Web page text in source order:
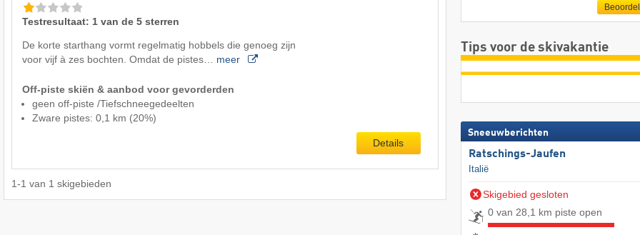
Testresultaat: 1 van de 5 sterren
De korte starthang vormt regelmatig hobbels die genoeg zijn
voor vijf à zes bochten. Omdat de pistes… meer
Off-piste skiën & aanbod voor gevorderden
geen off-piste /Tiefschneegedeelten
Zware pistes: 0,1 km (20%)
Details
1-1 van 1 skigebieden
Tips voor de skivakantie
Sneeuwberichten
Ratschings-Jaufen
Italië
Skigebied gesloten
0 van 28,1 km piste open